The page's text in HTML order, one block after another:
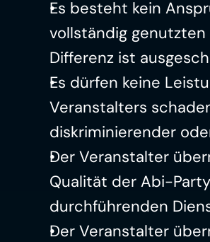
Es besteht kein
vollständig genutzten
Differenz ist
Es dürfen keine
Veranstalters
diskriminierender
Der Veranstalter
Qualität der Abi-
durchführenden
Der Veranstalter